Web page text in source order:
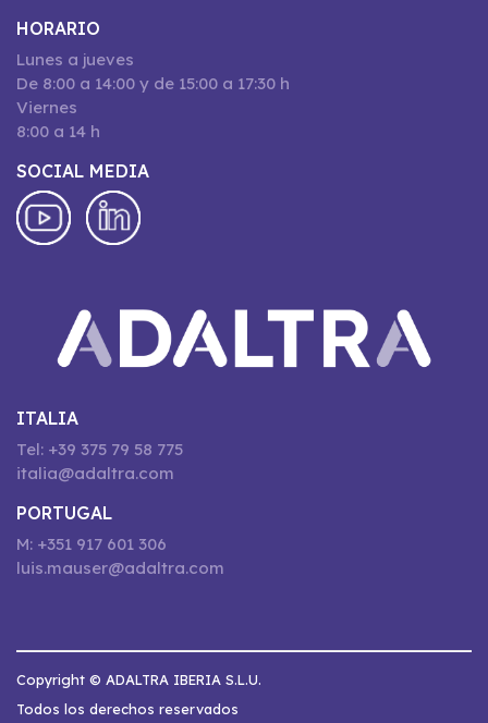
HORARIO
Lunes a jueves
De 8:00 a 14:00 y de 15:00 a 17:30 h
Viernes
8:00 a 14 h
SOCIAL MEDIA
ITALIA
Tel: +39 375 79 58 775
italia@adaltra.com
PORTUGAL
M: +351 917 601 306
luis.mauser@adaltra.com
Copyright © ADALTRA IBERIA S.L.U.
Todos los derechos reservados